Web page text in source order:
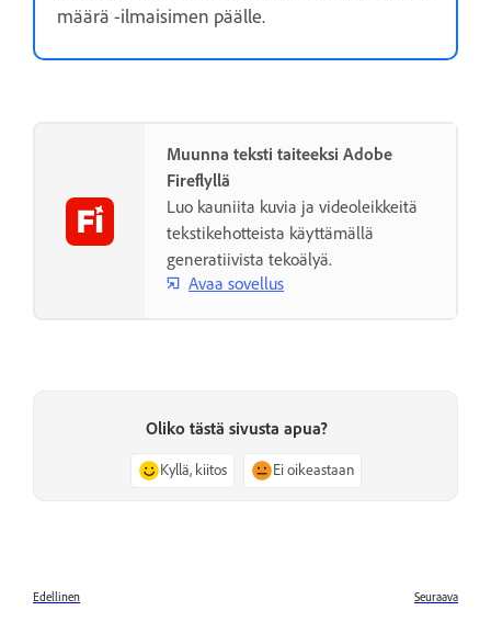
määrä -ilmaisimen päälle.
Muunna teksti taiteeksi Adobe
Fireflyllä
Luo kauniita kuvia ja videoleikkeitä
tekstikehotteista käyttämällä
generatiivista tekoälyä.
Avaa sovellus
Oliko tästä sivusta apua?
Kyllä, kiitos Ei oikeastaan
Edellinen Seuraava